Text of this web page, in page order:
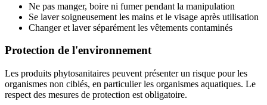
Ne pas manger, boire ni fumer pendant la manipulation
Se laver soigneusement les mains et le visage après utilisation
Changer et laver séparément les vêtements contaminés
Protection de l'environnement
Les produits phytosanitaires peuvent présenter un risque pour les
organismes non ciblés, en particulier les organismes aquatiques. Le
respect des mesures de protection est obligatoire.